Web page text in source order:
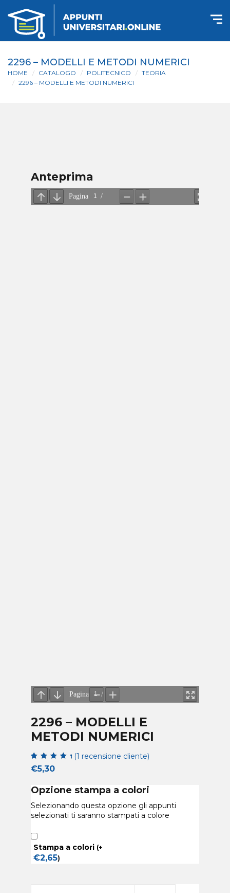
2296 – MODELLI E METODI NUMERICI
HOME CATALOGO POLITECNICO
TEORIA
2296 – MODELLI E METODI NUMERICI
Anteprima
2296 – MODELLI E
METODI NUMERICI
5su
5
in
base a
1
di
cliente
(1 recensione cliente)
€5,30
Opzione stampa a colori
Selezionando questa opzione gli appunti
selezionati ti saranno stampati a colore
Stampa a colori (+
€2,65)